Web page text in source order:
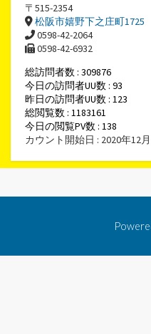
〒515-2354
松阪市嬉野下之庄町1725
0598-42-2064
0598-42-6932
総訪問者数 : 309876
今日の訪問者UU数 : 93
昨日の訪問者UU数 : 123
総閲覧数 : 1183161
今日の閲覧PV数 : 138
カウント開始日 : 2020年12